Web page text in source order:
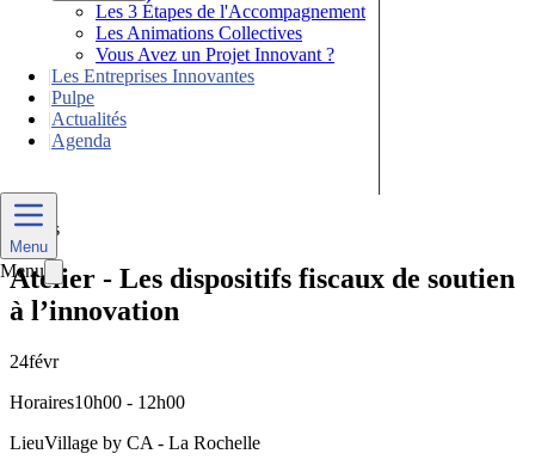
Les 3 Étapes de l'Accompagnement
Les Animations Collectives
Vous Avez un Projet Innovant ?
|Les Entreprises Innovantes
|Pulpe
|Actualités
|Agenda
Menu
Menu
Divers
Atelier - Les dispositifs fiscaux de soutien
à l’innovation
24févr
Horaires10h00 - 12h00
LieuVillage by CA - La Rochelle